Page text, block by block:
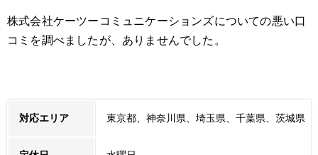
株式会社ケーツーコミュニケーションズについての悪い口
コミを調べましたが、ありませんでした。
対応エリア 東京都、神奈川県、埼玉県、千葉県、茨城県